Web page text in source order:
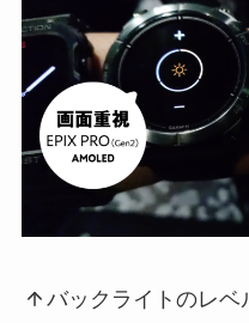
バックライトのレベ